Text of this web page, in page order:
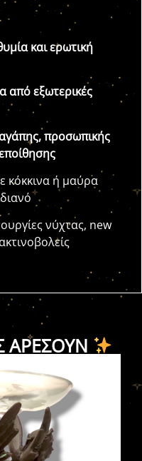
και ερωτική
από εξωτερικές
προσωπικής
κόκκινα ή μαύρα
νύχτας, new
ΑΡΈΣΟΥΝ